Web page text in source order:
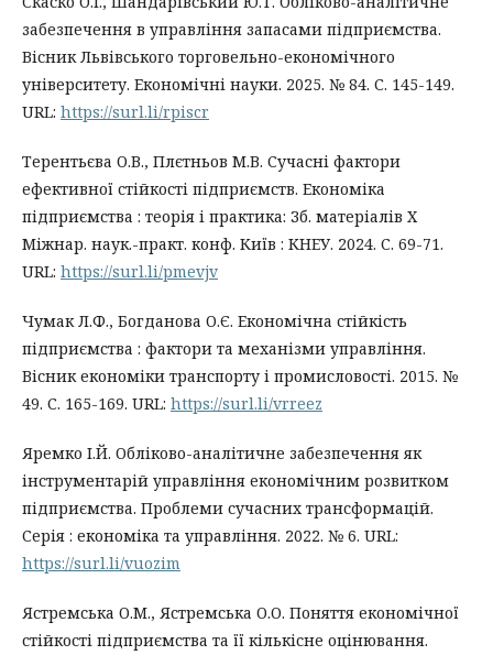
забезпечення в управління запасами підприємства.
Вісник Львівського торговельно-економічного
університету. Економічні науки. 2025. № 84. С. 145-149.
URL: https://surl.li/rpiscr
Терентьєва О.В., Плєтньов М.В. Сучасні фактори
ефективної стійкості підприємств. Економіка
підприємства : теорія і практика: Зб. матеріалів Х
Міжнар. наук.-практ. конф. Київ : КНЕУ. 2024. С. 69-71.
URL: https://surl.li/pmevjv
Чумак Л.Ф., Богданова О.Є. Економічна стійкість
підприємства : фактори та механізми управління.
Вісник економіки транспорту і промисловості. 2015. №
49. С. 165-169. URL: https://surl.li/vrreez
Яремко І.Й. Обліково-аналітичне забезпечення як
інструментарій управління економічним розвитком
підприємства. Проблеми сучасних трансформацій.
Серія : економіка та управління. 2022. № 6. URL:
https://surl.li/vuozim
Ястремська О.М., Ястремська О.О. Поняття економічної
стійкості підприємства та її кількісне оцінювання.